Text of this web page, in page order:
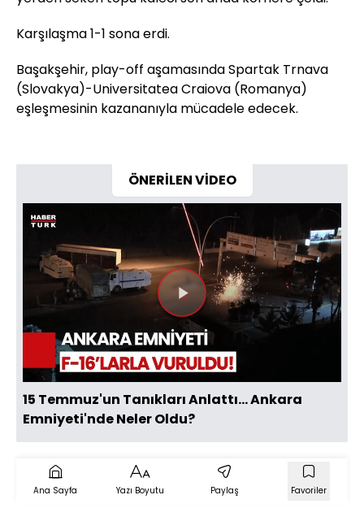
Karşılaşma 1-1 sona erdi.
Başakşehir, play-off aşamasında Spartak Trnava
(Slovakya)-Universitatea Craiova (Romanya)
eşleşmesinin kazananıyla mücadele edecek.
ÖNERİLEN VİDEO
Videoyu
Oynat
15 Temmuz'un Tanıkları Anlattı... Ankara
Emniyeti'nde Neler Oldu?
Ana Sayfa Yazı Boyutu Paylaş Favoriler